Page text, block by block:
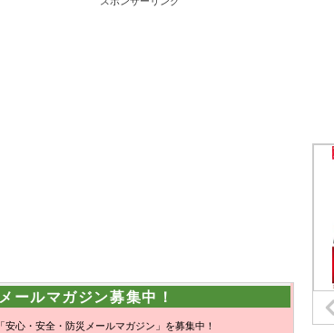
メールマガジン募集中！
「安心・安全・防災メールマガジン」を募集中！